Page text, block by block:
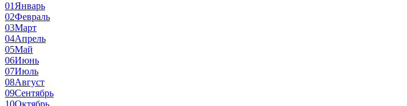
01 Январь
02Февраль
03Март
04Апрель
05Май
06Июнь
07Июль
08Август
09Сентябрь
10Октябрь